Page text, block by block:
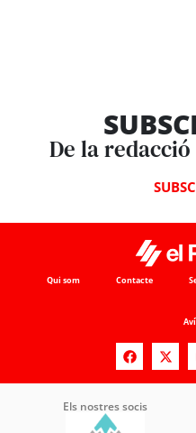
De la
Qui som Contacte
Els nostres socis